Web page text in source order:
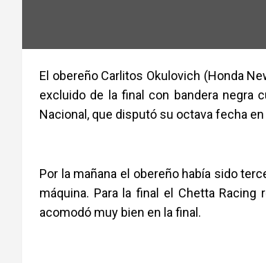
El obereño Carlitos Okulovich (Honda
excluido de la final con bandera negra
Nacional, que disputó su octava fecha
Por la mañana el obereño había sido
máquina. Para la final el Chetta
acomodó muy bien en la final.